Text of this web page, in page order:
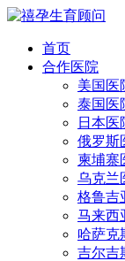
首页
合作医院
美国医
泰国医
日本医
俄罗斯
柬埔寨
乌克兰
格鲁吉
马来西
哈萨克
吉尔吉